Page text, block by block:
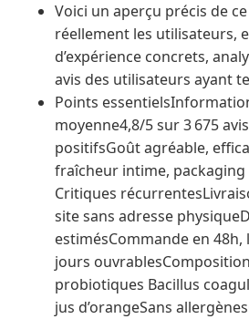
Voici un aperçu précis de
réellement les utilisateurs,
d’expérience concrets,
avis des utilisateurs ayant
Points
moyenne4,8/5 sur 3 675
positifsGoût agréable,
fraîcheur intime,
Critiques
site sans adresse
estimésCommande en 48h,
jours
probiotiques Bacillus
jus d’orangeSans